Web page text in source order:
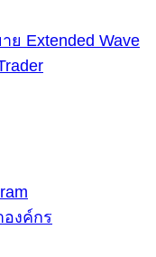
Extended Wave
งค์กร